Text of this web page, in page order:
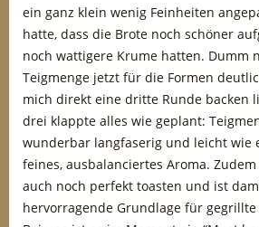
ein ganz klein wenig Feinheiten
hatte, dass die Brote noch schöner
noch wattigere Krume hatten. Dumm
Teigmenge jetzt für die Formen
mich direkt eine dritte Runde backen
drei klappte alles wie geplant:
wunderbar langfaserig und leicht wie
feines, ausbalanciertes Aroma.
auch noch perfekt toasten und ist
hervorragende Grundlage für gegrillte